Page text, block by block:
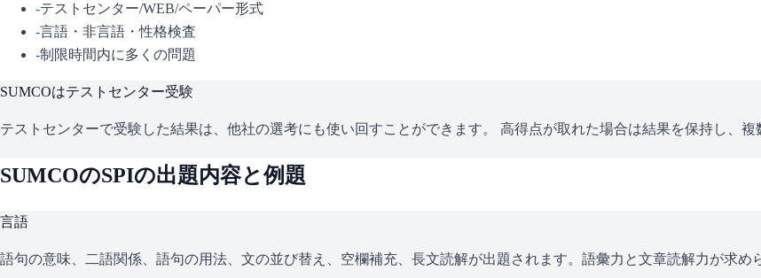
-テストセンター/WEB/ペーパー形式
-言語・非言語・性格検査
-制限時間内に多くの問題
SUMCOはテストセンター受験
テストセンターで受験した結果は、他社の選考にも使い回すことができます。 高得点が取れた場合は結果を保持し、複
SUMCOのSPIの出題内容と例題
言語
語句の意味、二語関係、語句の用法、文の並び替え、空欄補充、長文読解が出題されます。語彙力と文章読解力が求め